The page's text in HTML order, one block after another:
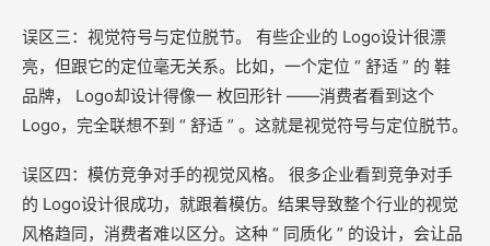
误区三：视觉符号与定位脱节。 有些企业的 Logo设计很漂
亮，但跟它的定位毫无关系。比如，一个定位 “ 舒适 ” 的 鞋
品牌， Logo却设计得像一 枚回形针 ——消费者看到这个
Logo，完全联想不到 “ 舒适 ” 。这就是视觉符号与定位脱节。
误区四：模仿竞争对手的视觉风格。 很多企业看到竞争对手
的 Logo设计很成功，就跟着模仿。结果导致整个行业的视觉
风格趋同，消费者难以区分。这种 “ 同质化 ” 的设计，会让品